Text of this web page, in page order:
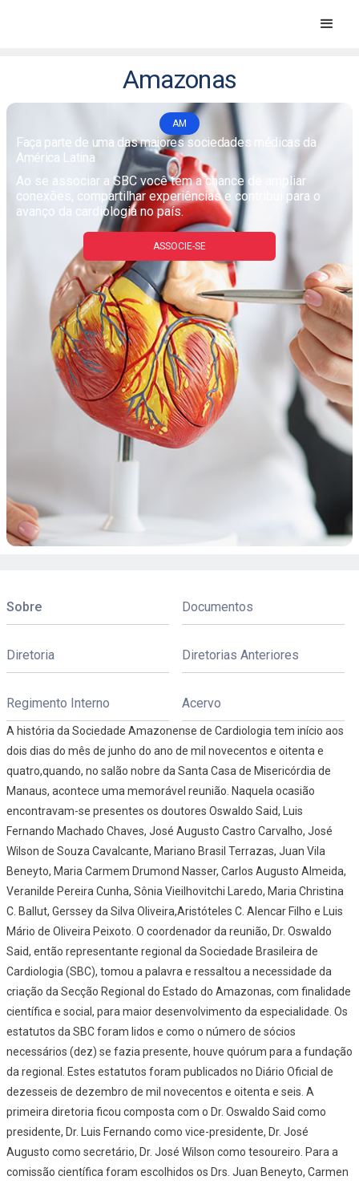
Amazonas
AM
Faça parte de uma das maiores sociedades médicas da
América Latina
Ao se associar a SBC você tem a chance de ampliar
conexões, compartilhar experiências e contribui para o
avanço da cardiologia no país.
ASSOCIE-SE
Sobre Documentos
Diretoria Diretorias Anteriores
Regimento Interno Acervo
A história da Sociedade Amazonense de Cardiologia tem início aos
dois dias do mês de junho do ano de mil novecentos e oitenta e
quatro,quando, no salão nobre da Santa Casa de Misericórdia de
Manaus, acontece uma memorável reunião. Naquela ocasião
encontravam-se presentes os doutores Oswaldo Said, Luis
Fernando Machado Chaves, José Augusto Castro Carvalho, José
Wilson de Souza Cavalcante, Mariano Brasil Terrazas, Juan Vila
Beneyto, Maria Carmem Drumond Nasser, Carlos Augusto Almeida,
Veranilde Pereira Cunha, Sônia Vieilhovitchi Laredo, Maria Christina
C. Ballut, Gerssey da Silva Oliveira,Aristóteles C. Alencar Filho e Luis
Mário de Oliveira Peixoto. O coordenador da reunião, Dr. Oswaldo
Said, então representante regional da Sociedade Brasileira de
Cardiologia (SBC), tomou a palavra e ressaltou a necessidade da
criação da Secção Regional do Estado do Amazonas, com finalidade
científica e social, para maior desenvolvimento da especialidade. Os
estatutos da SBC foram lidos e como o número de sócios
necessários (dez) se fazia presente, houve quórum para a fundação
da regional. Estes estatutos foram publicados no Diário Oficial de
dezesseis de dezembro de mil novecentos e oitenta e seis. A
primeira diretoria ficou composta com o Dr. Oswaldo Said como
presidente, Dr. Luis Fernando como vice-presidente, Dr. José
Augusto como secretário, Dr. José Wilson como tesoureiro. Para a
comissão científica foram escolhidos os Drs. Juan Beneyto, Carmen